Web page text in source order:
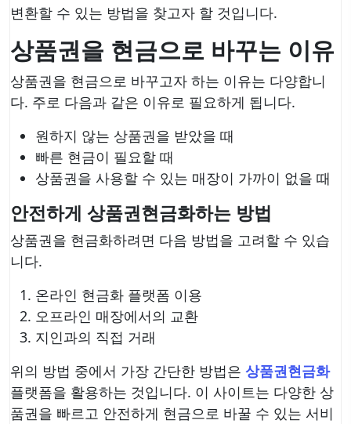
변환할 수 있는 방법을 찾고자 할 것입니다.
상품권을 현금으로 바꾸는 이유
상품권을 현금으로 바꾸고자 하는 이유는 다양합니
다. 주로 다음과 같은 이유로 필요하게 됩니다.
원하지 않는 상품권을 받았을 때
빠른 현금이 필요할 때
상품권을 사용할 수 있는 매장이 가까이 없을 때
안전하게 상품권현금화하는 방법
상품권을 현금화하려면 다음 방법을 고려할 수 있습
니다.
온라인 현금화 플랫폼 이용
오프라인 매장에서의 교환
지인과의 직접 거래
위의 방법 중에서 가장 간단한 방법은 상품권현금화
플랫폼을 활용하는 것입니다. 이 사이트는 다양한 상
품권을 빠르고 안전하게 현금으로 바꿀 수 있는 서비